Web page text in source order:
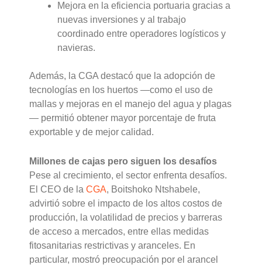
Mejora en la eficiencia portuaria gracias a
nuevas inversiones y al trabajo
coordinado entre operadores logísticos y
navieras.
Además, la CGA destacó que la adopción de
tecnologías en los huertos —como el uso de
mallas y mejoras en el manejo del agua y plagas
— permitió obtener mayor porcentaje de fruta
exportable y de mejor calidad.
Millones de cajas pero siguen los desafíos
Pese al crecimiento, el sector enfrenta desafíos.
El CEO de laCGA, Boitshoko Ntshabele,
advirtió sobre el impacto de los altos costos de
producción, la volatilidad de precios y barreras
de acceso a mercados, entre ellas medidas
fitosanitarias restrictivas y aranceles. En
particular, mostró preocupación por el arancel